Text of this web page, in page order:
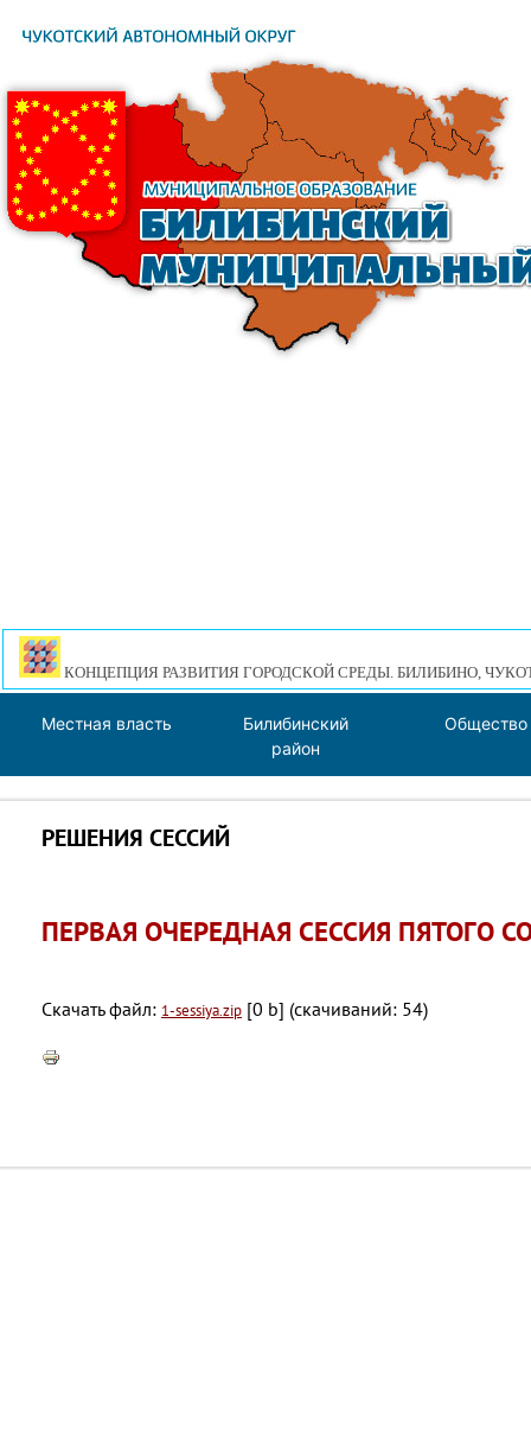
КОНЦЕПЦИЯ РАЗВИТИЯ ГОРОДСКОЙ СРЕДЫ. БИЛИБИНО,
Местная власть
Билибинский
район
Общество
РЕШЕНИЯ СЕССИЙ
ПЕРВАЯ ОЧЕРЕДНАЯ СЕССИЯ ПЯТОГО
Скачать файл: 1-sessiya.zip [0 b] (cкачиваний: 54)